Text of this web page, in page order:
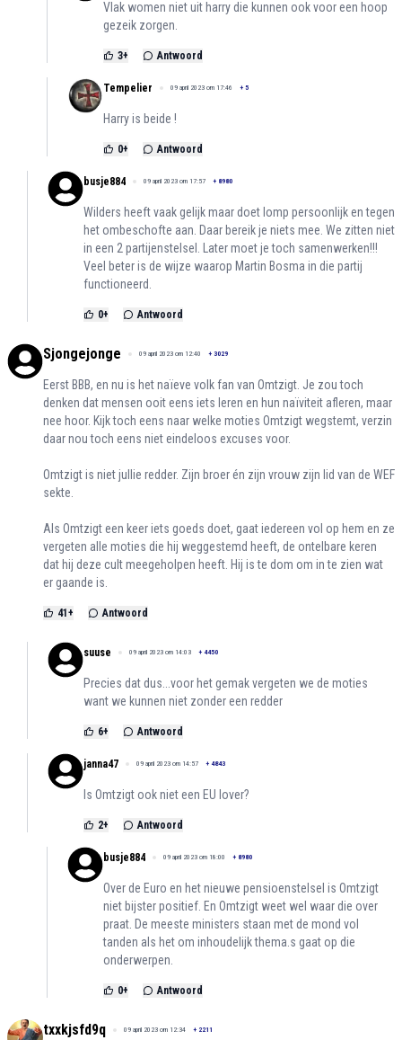
Vlak women niet uit harry die kunnen ook voor een hoop
gezeik zorgen.
3+ Antwoord
Tempelier 09 april 2023 om 17:46 + 5
Harry is beide !
0+ Antwoord
busje884 09 april 2023 om 17:57 + 8980
Wilders heeft vaak gelijk maar doet lomp persoonlijk en tegen
het ombeschofte aan. Daar bereik je niets mee. We zitten niet
in een 2 partijenstelsel. Later moet je toch samenwerken!!!
Veel beter is de wijze waarop Martin Bosma in die partij
functioneerd.
0+ Antwoord
Sjongejonge 09 april 2023 om 12:40 + 3029
Eerst BBB, en nu is het naïeve volk fan van Omtzigt. Je zou toch
denken dat mensen ooit eens iets leren en hun naïviteit afleren, maar
nee hoor. Kijk toch eens naar welke moties Omtzigt wegstemt, verzin
daar nou toch eens niet eindeloos excuses voor.
Omtzigt is niet jullie redder. Zijn broer én zijn vrouw zijn lid van de WEF
sekte.
Als Omtzigt een keer iets goeds doet, gaat iedereen vol op hem en ze
vergeten alle moties die hij weggestemd heeft, de ontelbare keren
dat hij deze cult meegeholpen heeft. Hij is te dom om in te zien wat
er gaande is.
41 + Antwoord
suuse 09 april 2023 om 14:03 + 4450
Precies dat dus...voor het gemak vergeten we de moties
want we kunnen niet zonder een redder
6+ Antwoord
janna47 09 april 2023 om 14:57 + 4843
Is Omtzigt ook niet een EU lover?
2+ Antwoord
busje884 09 april 2023 om 18:00 + 8980
Over de Euro en het nieuwe pensioenstelsel is Omtzigt
niet bijster positief. En Omtzigt weet wel waar die over
praat. De meeste ministers staan met de mond vol
tanden als het om inhoudelijk thema.s gaat op die
onderwerpen.
0+ Antwoord
txxkjsfd9q 09 april 2023 om 12:34 + 2211